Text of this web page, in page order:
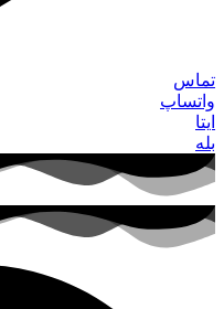
تماس
واتساپ
ایتا
بله